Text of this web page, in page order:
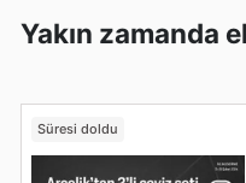
Yakın zamanda
Süresi doldu